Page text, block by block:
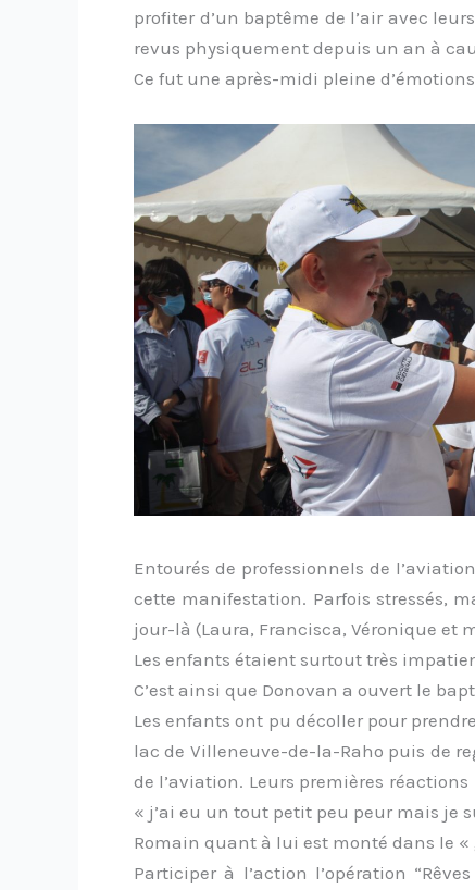
profiter d’un baptême de l’air avec
revus physiquement depuis un an à
Ce fut une après-midi pleine
Entourés de professionnels de
cette manifestation. Parfois stressés,
jour-là (Laura, Francisca, Véronique et
Les enfants étaient surtout très
C’est ainsi que Donovan a ouvert le
Les enfants ont pu décoller pour
lac de Villeneuve-de-la-Raho puis de
de l’aviation. Leurs premières
« j’ai eu un tout petit peu peur mais je
Romain quant à lui est monté dans le «
Participer à l’action l’opération